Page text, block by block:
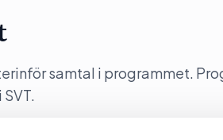
samtal i programmet.